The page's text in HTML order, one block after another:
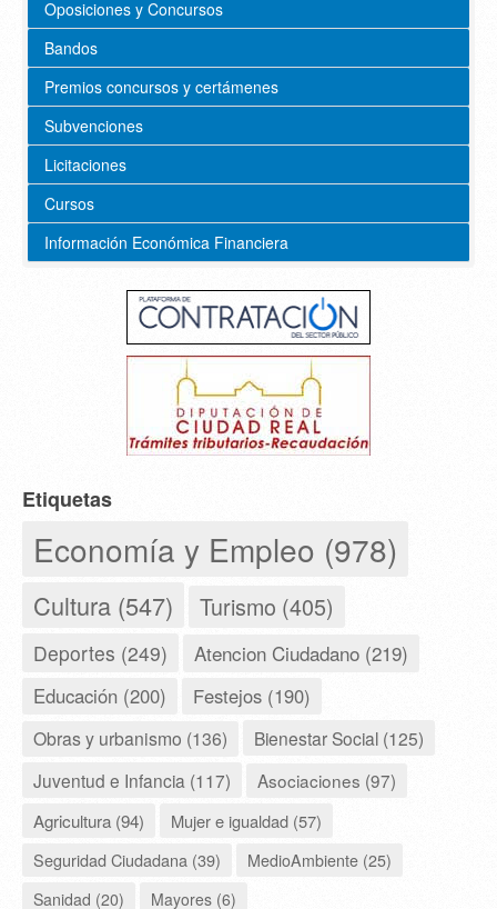
Oposiciones y Concursos
Bandos
Premios concursos y certámenes
Subvenciones
Licitaciones
Cursos
Información Económica Financiera
Etiquetas
Economía y Empleo (978)
Cultura (547) Turismo (405)
Deportes (249) Atencion Ciudadano (219)
Educación (200) Festejos (190)
Obras y urbanismo (136)
Bienestar Social (125)
Juventud e Infancia (117)
Asociaciones (97)
Agricultura (94)
Mujer e igualdad (57)
Seguridad Ciudadana (39)
MedioAmbiente (25)
Sanidad (20)
Mayores (6)